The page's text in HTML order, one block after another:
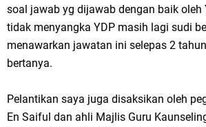
soal jawab yg dijawab dengan baik oleh
tidak menyangka YDP masih lagi sudi
menawarkan jawatan ini selepas 2
bertanya.
Pelantikan saya juga disaksikan oleh
En Saiful dan ahli Majlis Guru